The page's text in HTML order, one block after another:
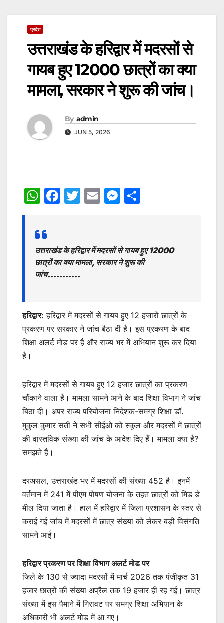
प्रदेश
उत्तराखंड के हरिद्वार में मदरसों से
गायब हुए 12000 छात्रों का क्या
मामला, सरकार ने शुरू की जांच।
By admin
JUN 5, 2026
W
at
s
A
p
F
e
b
o
k
T
er
E
l
M
s
e
er
e
उत्तराखंड के हरिद्वार में मदरसों से गायब हुए 12000
छात्रों का क्या मामला, सरकार ने शुरू की
जांच………..
हरिद्वार: हरिद्वार में मदरसों से गायब हुए 12 हजारों छात्रों के
प्रकरण पर सरकार ने जांच बैठा दी है। इस प्रकरण के बाद
शिक्षा अलर्ट मोड पर है और राज्य भर में अभियान शुरू कर दिया
है।
हरिद्वार में मदरसों से गायब हुए 12 हजार छात्रों का प्रकरण
चौंकाने वाला है। मामला सामने आने के बाद शिक्षा विभाग ने जांच
बिठा दी। अपर राज्य परियोजना निदेशक-समग्र शिक्षा डॉ.
मुकुल कुमार सती ने सभी सीईओ को स्कूल और मदरसों में छात्रों
की वास्तविक संख्या की जांच के आदेश दिए हैं। मामला क्या है?
समझते हैं।
दरअसल, उत्तराखंड भर में मदरसों की संख्या 452 है। इनमें
वर्तमान में 241 में पीएम पोषण योजना के तहत छात्रों को मिड डे
मील दिया जाता है। हाल में हरिद्वार में जिला प्रशासन के स्तर से
कराई गई जांच में मदरसों में छात्र संख्या को लेकर बड़ी विसंगति
सामने आई।
हरिद्वार प्रकरण पर शिक्षा विभाग अलर्ट मोड पर
जिले के 130 से ज्यादा मदरसों में मार्च 2026 तक पंजीकृत 31
हजार छात्रों की संख्या अप्रैल तक 19 हजार ही रह गई। छात्र
संख्या में इस पैमाने में गिरावट पर समग्र शिक्षा अभियान के
अधिकारी भी अलर्ट मोड में आ गए।